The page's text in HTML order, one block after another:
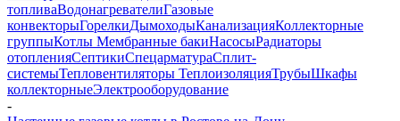
топливаВодонагревателиГазовые
конвекторыГорелкиДымоходыКанализацияКоллекторные
группыКотлы Мембранные бакиНасосыРадиаторы
отопленияСептикиСпецарматураСплит-
системыТепловентиляторы ТеплоизоляцияТрубыШкафы
коллекторныеЭлектрооборудование
-